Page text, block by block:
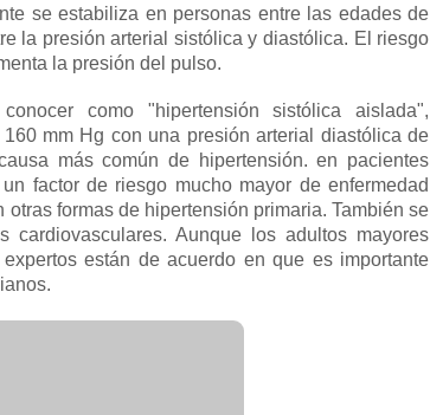
se estabiliza en personas entre las edades de
la presión arterial sistólica y diastólica. El riesgo
la presión del pulso.
como "hipertensión sistólica aislada",
mm Hg con una presión arterial diastólica de
más común de hipertensión. en pacientes
factor de riesgo mucho mayor de enfermedad
formas de hipertensión primaria. También se
Aunque los adultos mayores
están de acuerdo en que es importante